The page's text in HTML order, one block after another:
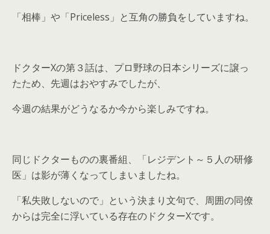
「相棒」や「Priceless」と互角の勝負をしていますね。
ドクターXの第３話は、プロ野球の日本シリーズに譲っ
たため、先週はおやすみでしたが、
今週の結果がどうなるか今から楽しみですね。
同じドクターものの裏番組、「レジデント～５人の研修
医」は影が薄くなってしまいましたね。
「私失敗しないので」という決まり文句で、周囲の同僚
からは完全に浮いている存在のドクターXです。